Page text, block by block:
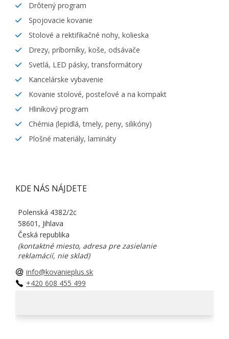
Drôtený program
Spojovacie kovanie
Stolové a rektifikačné nohy, kolieska
Drezy, príborníky, koše, odsávače
Svetlá, LED pásky, transformátory
Kancelárske vybavenie
Kovanie stolové, posteľové a na kompakt
Hliníkový program
Chémia (lepidlá, tmely, peny, silikóny)
Plošné materiály, lamináty
KDE NÁS NÁJDETE
Polenská 4382/2c
58601, Jihlava
Česká republika
(kontaktné miesto, adresa pre zasielanie
reklamácií, nie sklad)
info@kovanieplus.sk
+420 608 455 499